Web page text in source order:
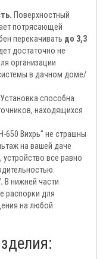
Поверхностный
потрясающей
перекачивать до 3,3
достаточно не
организации
в дачном доме/
Установка способна
находящихся
650 Вихрь" не страшны
на вашей даче
все равно
В нижней части
распорки для
на любой